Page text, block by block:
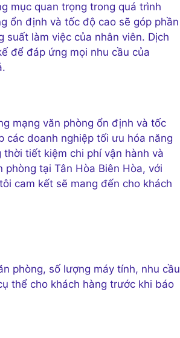
mục quan trọng trong quá trình
ổn định và tốc độ cao sẽ góp phần
làm việc của nhân viên. Dịch
để đáp ứng mọi nhu cầu của
mạng văn phòng ổn định và tốc
các doanh nghiệp tối ưu hóa năng
tiết kiệm chi phí vận hành và
tại Tân Hòa Biên Hòa, với
cam kết sẽ mang đến cho khách
phòng, số lượng máy tính, nhu cầu
thể cho khách hàng trước khi báo